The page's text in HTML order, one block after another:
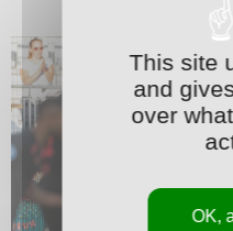
This site
and
over
OK,